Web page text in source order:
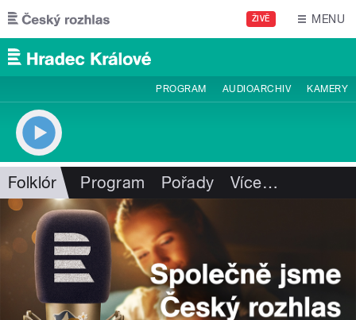
Přejít k hlavnímu obsahu
ŽIVĚ MENU
PROGRAM AUDIOARCHIV KAMERY
Folklór Program Pořady Více…